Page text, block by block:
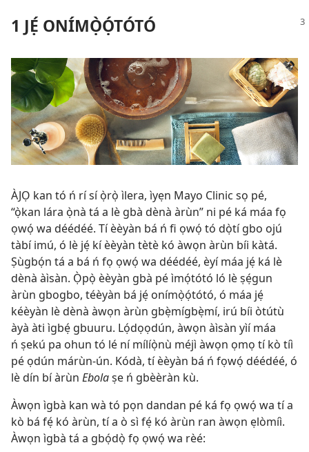
1 JẸ́ ONÍMỌ̀Ọ́TÓTÓ
ÀJỌ kan tó ń rí sí ọ̀rọ̀ ìlera, ìyẹn Mayo Clinic sọ pé,
“ọ̀kan lára ọ̀nà tá a lè gbà dènà àrùn” ni pé ká máa fọ
ọwọ́ wa déédéé. Tí èèyàn bá ń fi ọwọ́ tó dọ̀tí gbo ojú
tàbí imú, ó lè jẹ́ kí èèyàn tètè kó àwọn àrùn bíi kàtá.
Ṣùgbọ́n tá a bá ń fọ ọwọ́ wa déédéé, èyí máa jẹ́ ká lè
dènà àìsàn. Ọ̀pọ̀ èèyàn gbà pé ìmọ́tótó ló lè ṣẹ́gun
àrùn gbogbo, téèyàn bá jẹ́ onímọ̀ọ́tótó, ó máa jẹ́
kéèyàn lè dènà àwọn àrùn gbẹ̀mígbẹ̀mí, irú bíi òtútù
àyà àti ìgbẹ́ gbuuru. Lọ́dọọdún, àwọn àìsàn yìí máa
ń ṣekú pa ohun tó lé ní mílíọ̀nù méjì àwọn ọmọ tí kò tíì
pé ọdún márùn-ún. Kódà, tí èèyàn bá ń fọwọ́ déédéé, ó
lè dín bí àrùn Ebolaṣe ń gbèèràn kù.
Àwọn ìgbà kan wà tó pọn dandan pé ká fọ ọwọ́ wa tí a
kò bá fẹ́ kó àrùn, tí a ò sì fẹ́ kó àrùn ran àwọn ẹlòmíì.
Àwọn ìgbà tá a gbọ́dọ̀ fọ ọwọ́ wa rèé: